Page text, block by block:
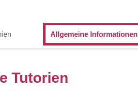
Allgemeine Informationen
Tutorien